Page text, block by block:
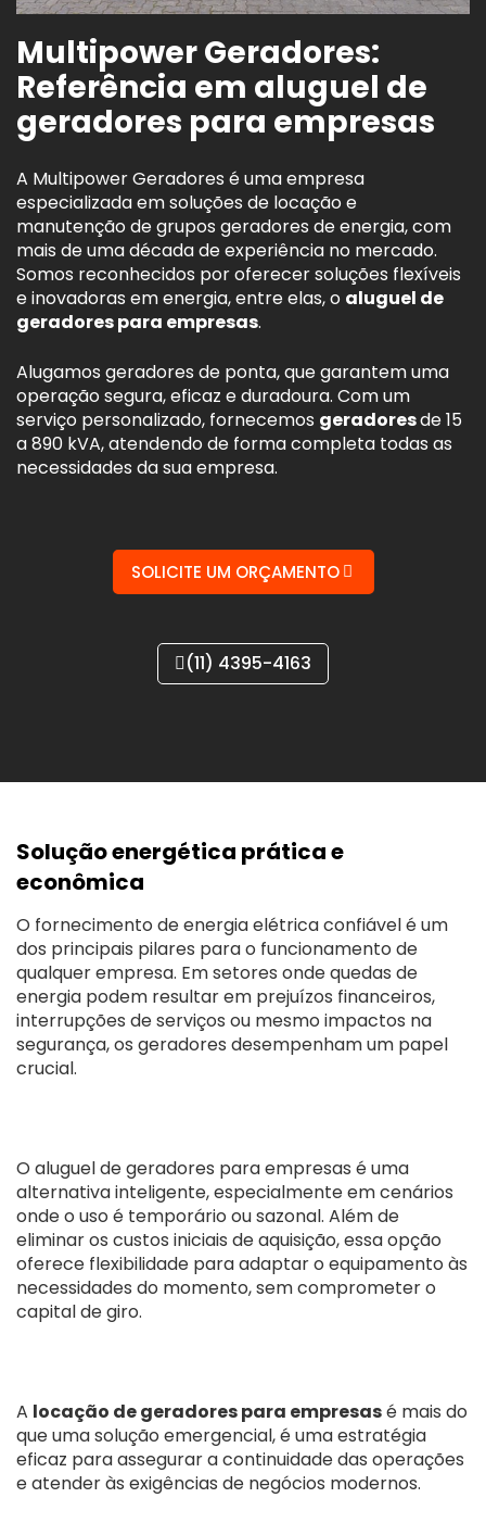
Multipower Geradores:
Referência em aluguel de
geradores para empresas
A Multipower Geradores é uma empresa
especializada em soluções de locação e
manutenção de grupos geradores de energia, com
mais de uma década de experiência no mercado.
Somos reconhecidos por oferecer soluções flexíveis
e inovadoras em energia, entre elas, o aluguel de
geradores para empresas.
Alugamos geradores de ponta, que garantem uma
operação segura, eficaz e duradoura. Com um
serviço personalizado, fornecemos geradoresde 15
a 890 kVA, atendendo de forma completa todas as
necessidades da sua empresa.
SOLICITE UM ORÇAMENTO
(11) 4395-4163
Solução energética prática e
econômica
O fornecimento de energia elétrica confiável é um
dos principais pilares para o funcionamento de
qualquer empresa. Em setores onde quedas de
energia podem resultar em prejuízos financeiros,
interrupções de serviços ou mesmo impactos na
segurança, os geradores desempenham um papel
crucial.
O aluguel de geradores para empresas é uma
alternativa inteligente, especialmente em cenários
onde o uso é temporário ou sazonal. Além de
eliminar os custos iniciais de aquisição, essa opção
oferece flexibilidade para adaptar o equipamento às
necessidades do momento, sem comprometer o
capital de giro.
A locação de geradores para empresasé mais do
que uma solução emergencial, é uma estratégia
eficaz para assegurar a continuidade das operações
e atender às exigências de negócios modernos.